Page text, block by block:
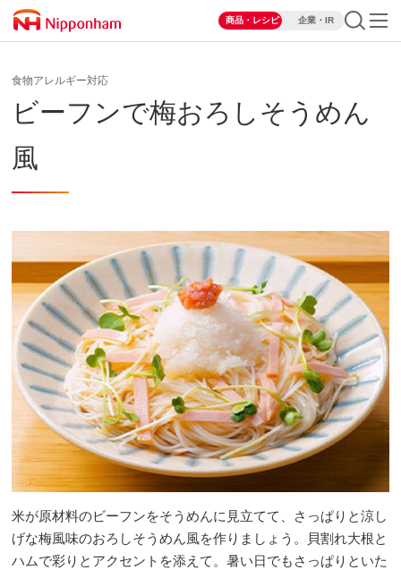
商品・レシピ 企業・IR
食物アレルギー対応
ビーフンで梅おろしそうめん
風
米が原材料のビーフンをそうめんに見立てて、さっぱりと涼し
げな梅風味のおろしそうめん風を作りましょう。貝割れ大根と
ハムで彩りとアクセントを添えて。暑い日でもさっぱりといた